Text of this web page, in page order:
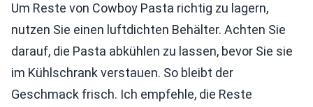
Um Reste von Cowboy Pasta richtig zu lagern,
nutzen Sie einen luftdichten Behälter. Achten Sie
darauf, die Pasta abkühlen zu lassen, bevor Sie sie
im Kühlschrank verstauen. So bleibt der
Geschmack frisch. Ich empfehle, die Reste